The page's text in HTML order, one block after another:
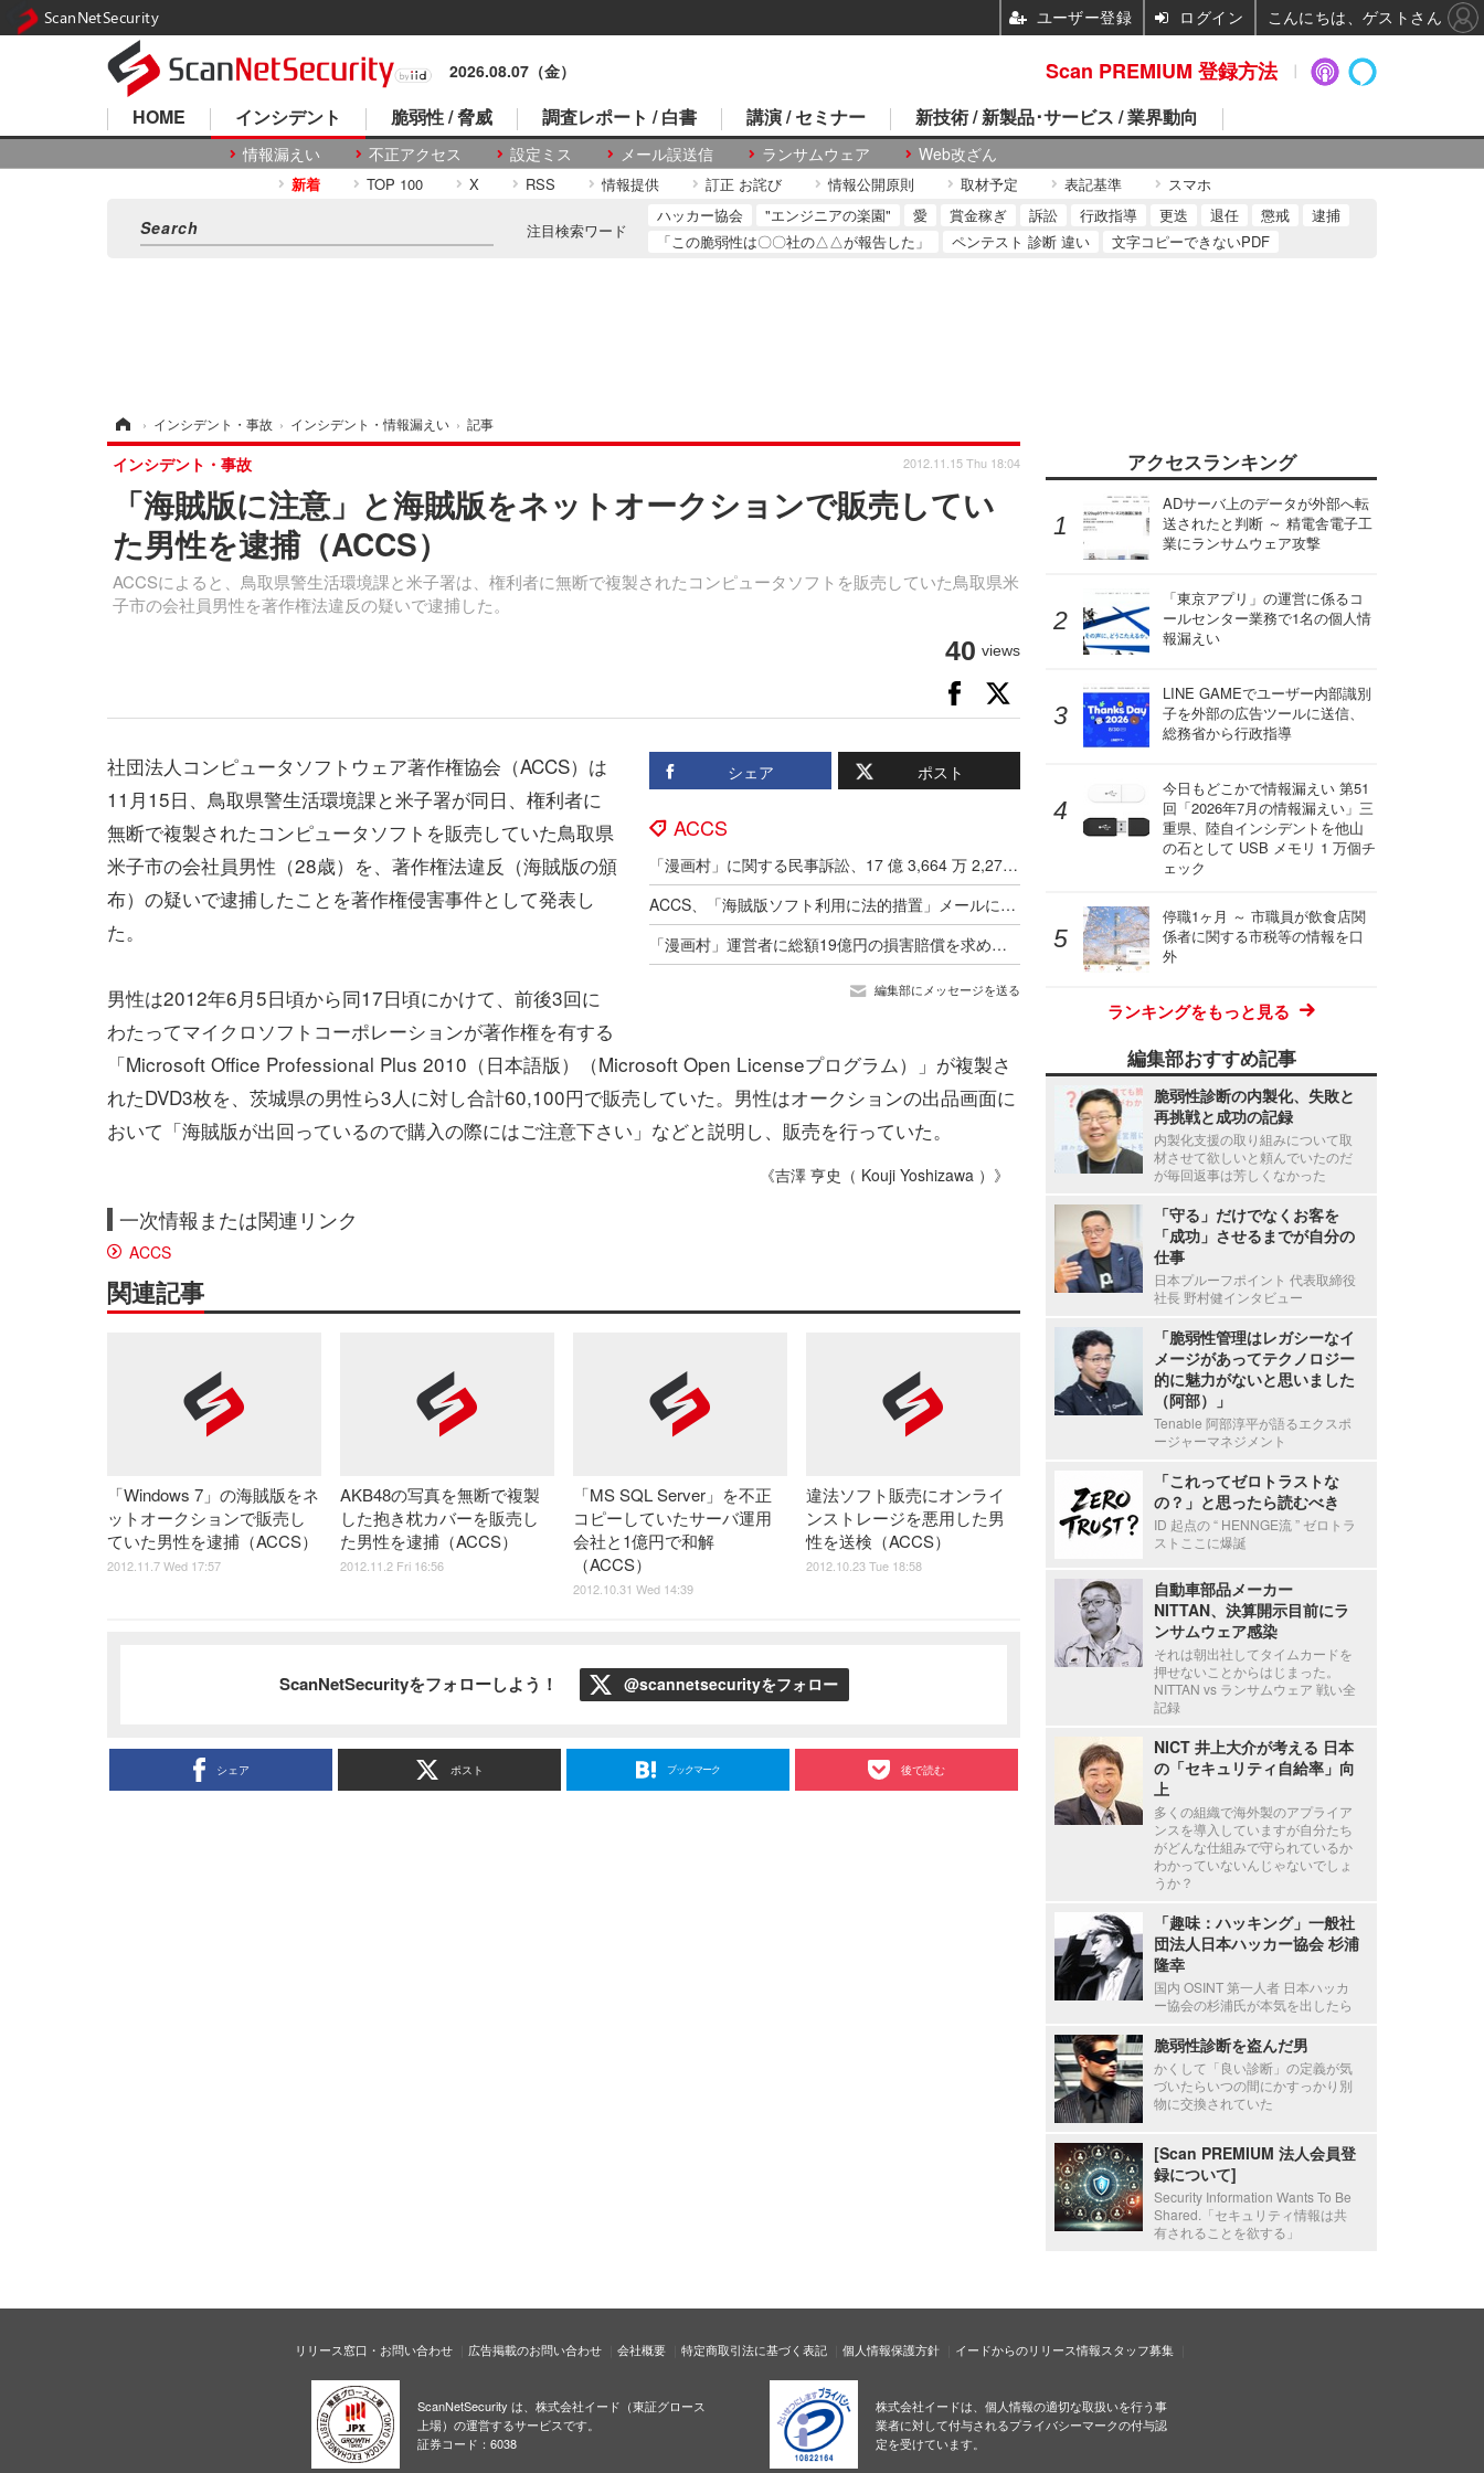
2026.08.07（金）
HOME インシデント
情報漏えい 不正アクセス 設定ミス メール誤送信 ランサムウェア Web改ざん
脆弱性 / 脅威 調査レポート / 白書 講演 / セミナー 新技術 / 新製品･サービス / 業界動向
新着 TOP 100 X RSS 情報提供 訂正 お詫び 情報公開原則 取材予定 表記基準 スマホ
注目検索ワード
ハッカー協会 "エンジニアの楽園" 愛 賞金稼ぎ 訴訟 行政指導 更迭 退任 懲戒
逮捕
「この脆弱性は〇〇社の△△が報告した」
ペンテスト 診断 違い 文字コピーできないPDF
› インシデント・事故 › インシデント・情報漏えい › 記事
「海賊版に注意」と海賊版をネットオークションで販売してい
た男性を逮捕（ACCS）
ACCSによると、鳥取県警生活環境課と米子署は、権利者に無断で複製されたコンピュータソフトを販売していた鳥取県米
子市の会社員男性を著作権法違反の疑いで逮捕した。
インシデント・事故 2012.11.15 Thu 18:04
40 views
シェア ポスト
ACCS
「漫画村」に関する民事訴訟、17 億 3,664 万 2,277 円の損害賠償金の支払を命じる判決確定
ACCS、「海賊版ソフト利用に法的措置」メールに注意呼びかけ
「漫画村」運営者に総額19億円の損害賠償を求め提訴、17作品で19億2,960万2,532円に
編集部にメッセージを送る
社団法人コンピュータソフトウェア著作権協会（ACCS）は
11月15日、鳥取県警生活環境課と米子署が同日、権利者に
無断で複製されたコンピュータソフトを販売していた鳥取県
米子市の会社員男性（28歳）を、著作権法違反（海賊版の頒
布）の疑いで逮捕したことを著作権侵害事件として発表し
た。
男性は2012年6月5日頃から同17日頃にかけて、前後3回に
わたってマイクロソフトコーポレーションが著作権を有する
「Microsoft Office Professional Plus 2010（日本語版）（Microsoft Open Licenseプログラム）」が複製さ
れたDVD3枚を、茨城県の男性ら3人に対し合計60,100円で販売していた。男性はオークションの出品画面に
おいて「海賊版が出回っているので購入の際にはご注意下さい」などと説明し、販売を行っていた。
《吉澤 亨史（ Kouji Yoshizawa ）》
一次情報または関連リンク
ACCS
関連記事
「Windows 7」の海賊版をネ
ットオークションで販売し
ていた男性を逮捕（ACCS）
2012.11.7 Wed 17:57
AKB48の写真を無断で複製
した抱き枕カバーを販売し
た男性を逮捕（ACCS）
2012.11.2 Fri 16:56
「MS SQL Server」を不正
コピーしていたサーバ運用
会社と1億円で和解
（ACCS）
2012.10.31 Wed 14:39
違法ソフト販売にオンライ
ンストレージを悪用した男
性を送検（ACCS）
2012.10.23 Tue 18:58
ScanNetSecurityをフォローしよう！ @scannetsecurityをフォロー
シェア ポスト ブックマーク 後で読む
アクセスランキング
ADサーバ上のデータが外部へ転
送されたと判断 ～ 精電舎電子工
業にランサムウェア攻撃
「東京アプリ」の運営に係るコ
ールセンター業務で1名の個人情
報漏えい
LINE GAMEでユーザー内部識別
子を外部の広告ツールに送信、
総務省から行政指導
今日もどこかで情報漏えい 第51
回「2026年7月の情報漏えい」三
重県、陸自インシデントを他山
の石として USB メモリ 1 万個チ
ェック
停職1ヶ月 ～ 市職員が飲食店関
係者に関する市税等の情報を口
外
ランキングをもっと見る
編集部おすすめ記事
脆弱性診断の内製化、失敗と
再挑戦と成功の記録
内製化支援の取り組みについて取
材させて欲しいと頼んでいたのだ
が毎回返事は芳しくなかった
「守る」だけでなくお客を
「成功」させるまでが自分の
仕事
日本プルーフポイント 代表取締役
社長 野村健インタビュー
「脆弱性管理はレガシーなイ
メージがあってテクノロジー
的に魅力がないと思いました
（阿部）」
Tenable 阿部淳平が語るエクスポ
ージャーマネジメント
「これってゼロトラストな
の？」と思ったら読むべき
ID 起点の “ HENNGE流 ” ゼロトラ
ストここに爆誕
自動車部品メーカー
NITTAN、決算開示目前にラ
ンサムウェア感染
それは朝出社してタイムカードを
押せないことからはじまった。
NITTAN vs ランサムウェア 戦い全
記録
NICT 井上大介が考える 日本
の「セキュリティ自給率」向
上
多くの組織で海外製のアプライア
ンスを導入していますが自分たち
がどんな仕組みで守られているか
わかっていないんじゃないでしょ
うか？
「趣味：ハッキング」一般社
団法人日本ハッカー協会 杉浦
隆幸
国内 OSINT 第一人者 日本ハッカ
ー協会の杉浦氏が本気を出したら
脆弱性診断を盗んだ男
かくして「良い診断」の定義が気
づいたらいつの間にかすっかり別
物に交換されていた
[Scan PREMIUM 法人会員登
録について]
Security Information Wants To Be
Shared.「セキュリティ情報は共
有されることを欲する」
リリース窓口・お問い合わせ 広告掲載のお問い合わせ 会社概要 特定商取引法に基づく表記 個人情報保護方針 イードからのリリース情報スタッフ募集
ScanNetSecurity は、株式会社イード（東証グロース
上場）の運営するサービスです。
証券コード：6038
株式会社イードは、個人情報の適切な取扱いを行う事
業者に対して付与されるプライバシーマークの付与認
定を受けています。
Scan PREMIUM 登録方法
ScanNetSecurity ユーザー登録 ログイン こんにちは、ゲストさん